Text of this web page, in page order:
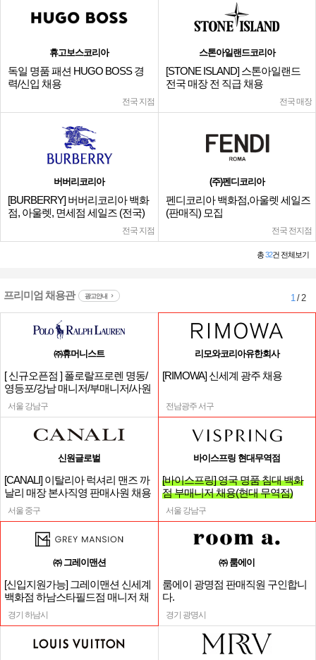
휴고보스코리아
독일 명품 패션 HUGO BOSS 경
력/신입 채용
전국 지점
스톤아일랜드코리아
[STONE ISLAND] 스톤아일랜드
전국 매장 전 직급 채용
전국 매장
버버리코리아
[BURBERRY] 버버리코리아 백화
점, 아울렛, 면세점 세일즈 (전국)
전국 지점
(주)펜디코리아
펜디코리아 백화점,아울렛 세일즈
(판매직) 모집
전국 전지점
총32건 전체보기
프리미엄 채용관 광고안내 1/ 2
㈜휴머니스트
[ 신규오픈점 ] 폴로랄프로렌 명동/
영등포/강남 매니저/부매니저/사원
서울 강남구
리모와코리아유한회사
[RIMOWA] 신세계 광주 채용
전남광주 서구
신원글로벌
[CANALI] 이탈리아 럭셔리 맨즈 까
날리 매장 본사직영 판매사원 채용
서울 중구
바이스프링 현대무역점
[바이스프링] 영국 명품 침대 백화
점 부매니저 채용(현대 무역점)
서울 강남구
㈜ 그레이맨션
[신입지원가능] 그레이맨션 신세계
백화점 하남스타필드점 매니저 채
용
경기 하남시
㈜ 룸에이
룸에이 광명점 판매직원 구인합니
다.
경기 광명시